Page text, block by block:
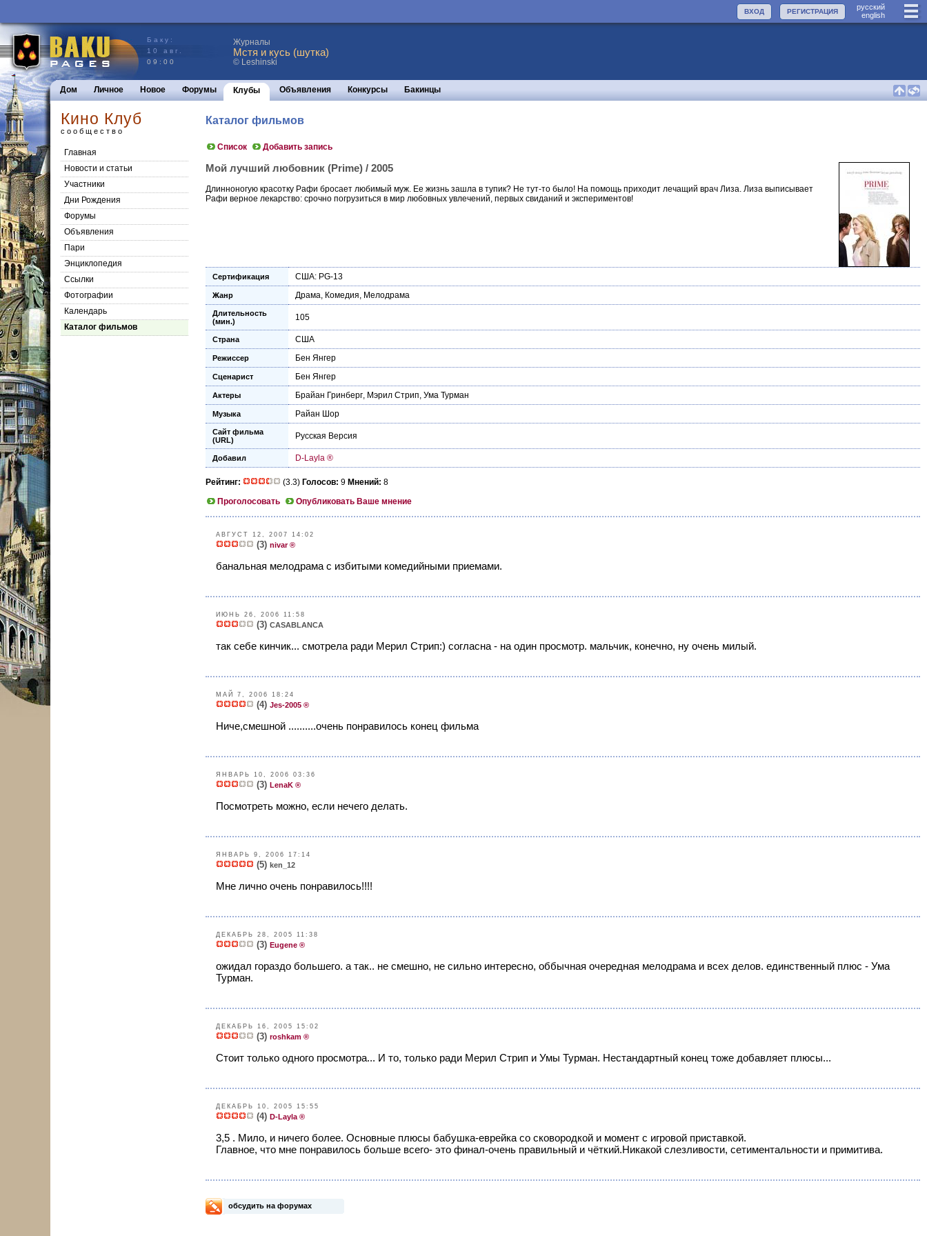
руccкий
english
РЕГИСТРАЦИЯ
ВХОД
Баку:
10 авг.
09:00
Журналы
Мстя и кусь (шутка)
© Leshinski
Дом Личное Новое Форумы Клубы Объявления Конкурсы Бакинцы
Кино Клуб
сообщество
Главная
Новости и статьи
Участники
Дни Рождения
Форумы
Объявления
Пари
Энциклопедия
Cсылки
Фотографии
Календарь
Каталог фильмов
Каталог фильмов
Список Добавить запись
Мой лучший любовник (Prime) / 2005
Длинноногую красотку Рафи бросает любимый муж. Ее жизнь зашла в тупик? Не тут-то было! На помощь приходит лечащий врач Лиза. Лиза выписывает
Рафи верное лекарство: срочно погрузиться в мир любовных увлечений, первых свиданий и экспериментов!
Сертификация США: PG-13
Жанр Драма, Комедия, Мелодрама
Длительность
(мин.)
105
Страна США
Режиссер Бен Янгер
Сценарист Бен Янгер
Актеры Брайан Гринберг, Мэрил Стрип, Ума Турман
Музыка Райан Шор
Сайт фильма
(URL)
Русская Версия
Добавил D-Layla ®
Рейтинг: (3.3) Голосов: 9 Мнений: 8
Проголосовать
Опубликовать Ваше мнение
АВГУСТ 12, 2007 14:02
(3) nivar ®
банальная мелодрама с избитыми комедийными приемами.
ИЮНЬ 26, 2006 11:58
(3) CASABLANCA
так себе кинчик... смотрела ради Мерил Стрип:) согласна - на один просмотр. мальчик, конечно, ну очень милый.
МАЙ 7, 2006 18:24
(4) Jes-2005 ®
Ниче,смешной ..........очень понравилось конец фильма
ЯНВАРЬ 10, 2006 03:36
(3) LenaK ®
Посмотреть можно, если нечего делать.
ЯНВАРЬ 9, 2006 17:14
(5) ken_12
Мне лично очень понравилось!!!!
ДЕКАБРЬ 28, 2005 11:38
(3) Eugene ®
ожидал гораздо большего. а так.. не смешно, не сильно интересно, оббычная очередная мелодрама и всех делов. единственный плюс - Ума
Турман.
ДЕКАБРЬ 16, 2005 15:02
(3) roshkam ®
Стоит только одного просмотра... И то, только ради Мерил Стрип и Умы Турман. Нестандартный конец тоже добавляет плюсы...
ДЕКАБРЬ 10, 2005 15:55
(4) D-Layla ®
3,5 . Мило, и ничего более. Основные плюсы бабушка-еврейка со сковородкой и момент с игровой приставкой.
Главное, что мне понравилось больше всего- это финал-очень правильный и чёткий.Никакой слезливости, сетиментальности и примитива.
обсудить на форумах